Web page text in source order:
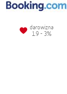
darowizna
1.9 - 3%